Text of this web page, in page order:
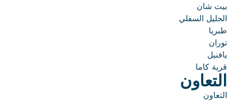
بيت شان
الجليل السفلي
طبريا
توران
يافنيل
قرية كاما
التعاون
التعاون